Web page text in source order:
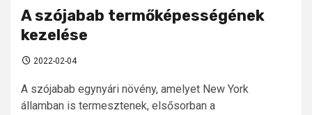
A szójabab termőképességének
kezelése
2022-02-04
A szójabab egynyári növény, amelyet New York
államban is termesztenek, elsősorban a